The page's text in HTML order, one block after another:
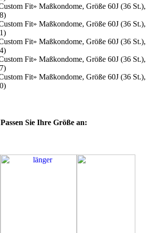
Passen Sie Ihre Größe an: